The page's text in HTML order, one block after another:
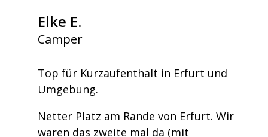
Elke E.
Camper
Top für Kurzaufenthalt in Erfurt und
Umgebung.
Netter Platz am Rande von Erfurt. Wir
waren das zweite mal da (mit